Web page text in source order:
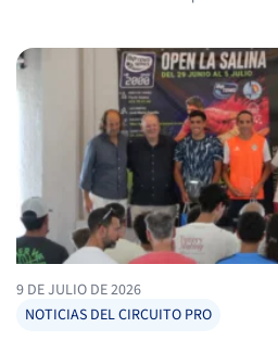
Torneo Ciudad […]
9 DE JULIO DE 2026
NOTICIAS DEL CIRCUITO PRO